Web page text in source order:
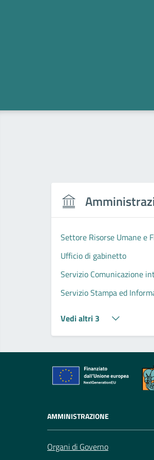
Settore Risorse Umane e
Ufficio di gabinetto
Servizio Comunicazione
Servizio Stampa ed
Vedi altri 3
AMMINISTRAZIONE
Organi di Governo